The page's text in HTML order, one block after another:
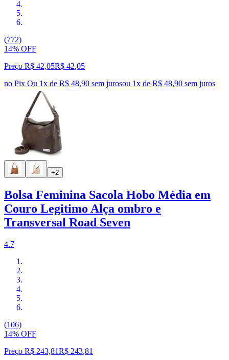
(772)
14% OFF
Preço R$ 42,05R$ 42,05
no Pix Ou 1x de R$ 48,90 sem jurosou 1x de R$ 48,90 sem juros
+2
Bolsa Feminina Sacola Hobo Média em
Couro Legitimo Alça ombro e
Transversal Road Seven
4.7
(106)
14% OFF
Preço R$ 243,81R$ 243,81